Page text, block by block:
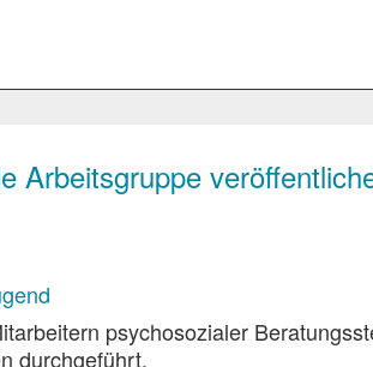
Arbeitsgruppe
psychosozialer
durchgeführt.